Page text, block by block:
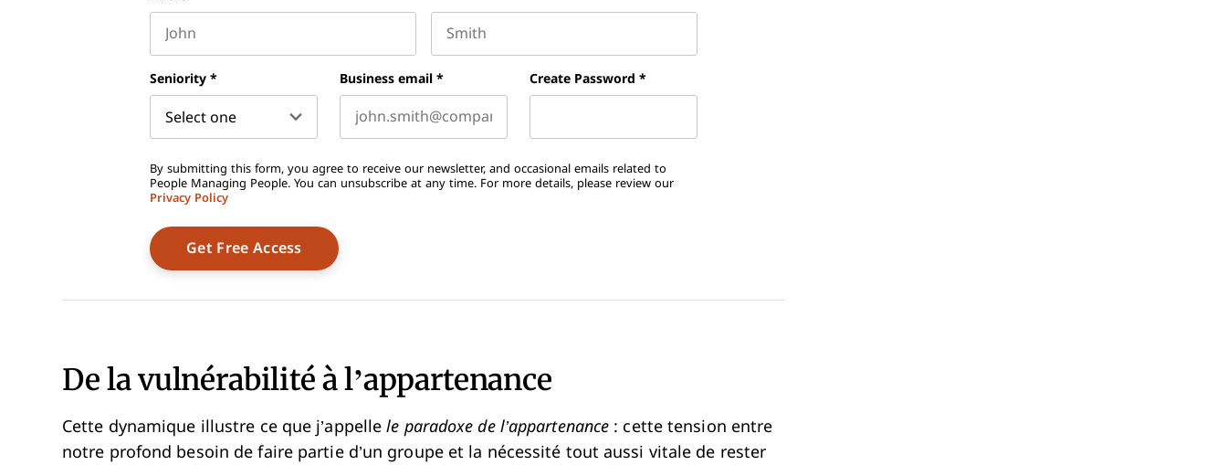
Seniority * Business email * Create Password *
By submitting this form, you agree to receive our newsletter, and occasional emails related to
People Managing People. You can unsubscribe at any time. For more details, please review our
Privacy Policy
De la vulnérabilité à l’appartenance
Cette dynamique illustre ce que j’appellele paradoxe de l’appartenance : cette tension entre
notre profond besoin de faire partie d’un groupe et la nécessité tout aussi vitale de rester